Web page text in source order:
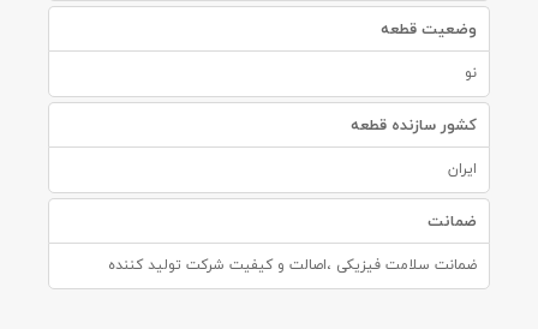
وضعیت قطعه
نو
کشور سازنده قطعه
ایران
ضمانت
ضمانت سلامت فیزیکی ،اصالت و کیفیت شرکت تولید کننده